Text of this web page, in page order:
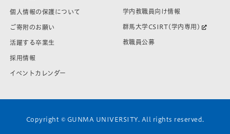
個人情報の保護について
ご寄附のお願い
活躍する卒業生
採用情報
イベントカレンダー
学内教職員向け情報
群馬大学CSIRT(学内専用)
教職員公募
Copyright © GUNMA UNIVERSITY. All rights reserved.